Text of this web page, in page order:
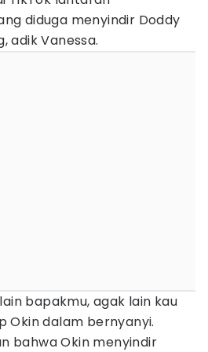
diduga menyindir Doddy
adik Vanessa.
bapakmu, agak lain kau
Okin dalam bernyanyi.
bahwa Okin menyindir